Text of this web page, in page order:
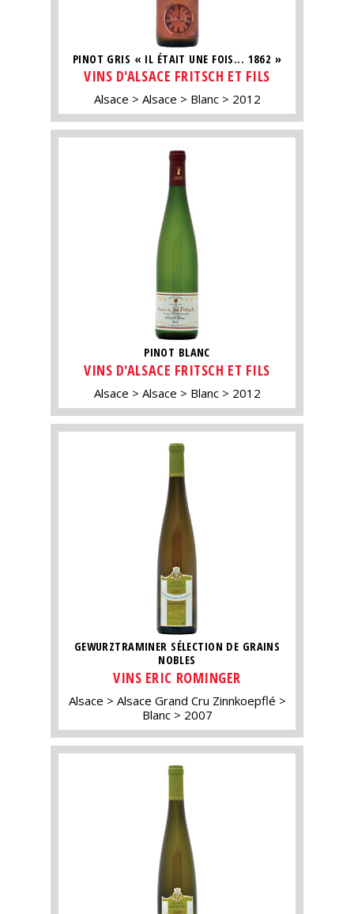
PINOT GRIS « IL ÉTAIT UNE FOIS... 1862 »
VINS D'ALSACE FRITSCH ET FILS
Alsace Alsace Blanc 2012
PINOT BLANC
VINS D'ALSACE FRITSCH ET FILS
Alsace Alsace Blanc 2012
GEWURZTRAMINER SÉLECTION DE GRAINS
NOBLES
VINS ERIC ROMINGER
Alsace
Alsace Grand Cru Zinnkoepflé
Blanc
2007